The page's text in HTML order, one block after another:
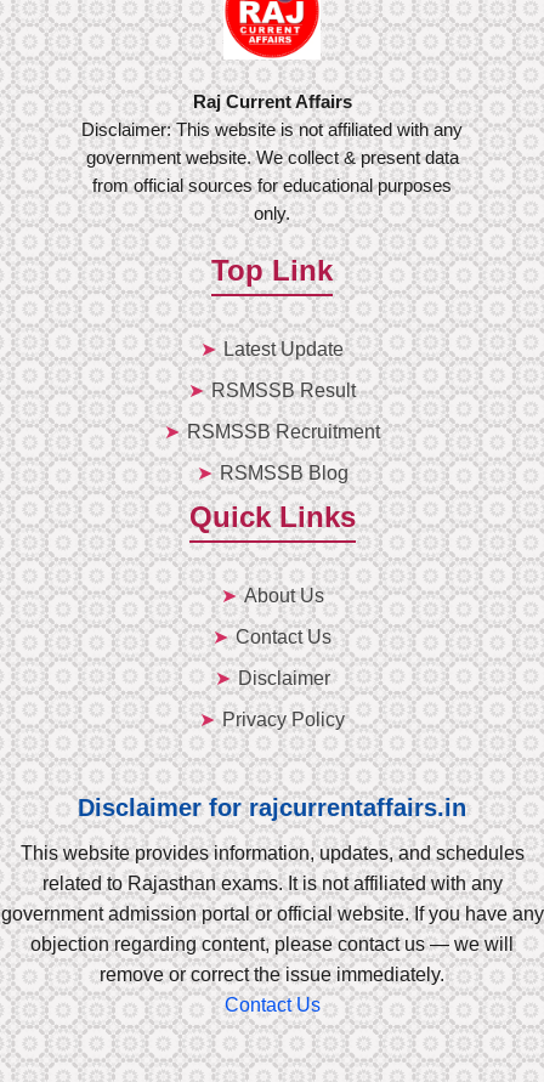
Raj Current Affairs
Disclaimer: This website is not affiliated with any
government website. We collect & present data
from official sources for educational purposes
only.
Top Link
Latest Update
RSMSSB Result
RSMSSB Recruitment
RSMSSB Blog
Quick Links
About Us
Contact Us
Disclaimer
Privacy Policy
Disclaimer for rajcurrentaffairs.in
This website provides information, updates, and schedules
related to Rajasthan exams. It is not affiliated with any
government admission portal or official website. If you have any
objection regarding content, please contact us — we will
remove or correct the issue immediately.
Contact Us